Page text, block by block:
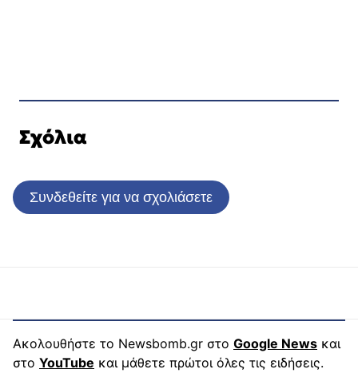
Σχόλια
Συνδεθείτε για να σχολιάσετε
Ακολουθήστε το Newsbomb.gr στο Google News και
στο YouTube και μάθετε πρώτοι όλες τις ειδήσεις.